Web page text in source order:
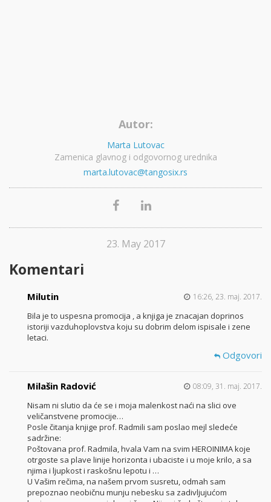
Autor:
Marta Lutovac
Zamenica glavnog i odgovornog urednika
marta.lutovac@tangosix.rs
23. May 2017
Komentari
Milutin 16:26, 23. maj. 2017.
Bila je to uspesna promocija , a knjiga je znacajan doprinos
istoriji vazduhoplovstva koju su dobrim delom ispisale i zene
letaci.
Odgovori
Milašin Radović 08:09, 31. maj. 2017.
Nisam ni slutio da će se i moja malenkost naći na slici ove
veličanstvene promocije…
Posle čitanja knjige prof. Radmili sam poslao mejl sledeće
sadržine:
Poštovana prof. Radmila, hvala Vam na svim HEROINIMA koje
otrgoste sa plave linije horizonta i ubaciste i u moje krilo, a sa
njima i ljupkost i raskošnu lepotu i …
U Vašim rečima, na našem prvom susretu, odmah sam
prepoznao neobičnu munju nebesku sa zadivljujućom